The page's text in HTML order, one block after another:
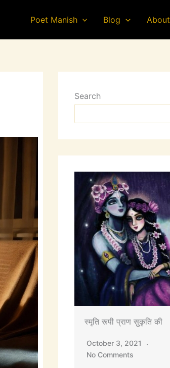
Poet Manish Blog About
Search
स्मृति रूपी प्राण सुकृति की
October 3, 2021
No Comments